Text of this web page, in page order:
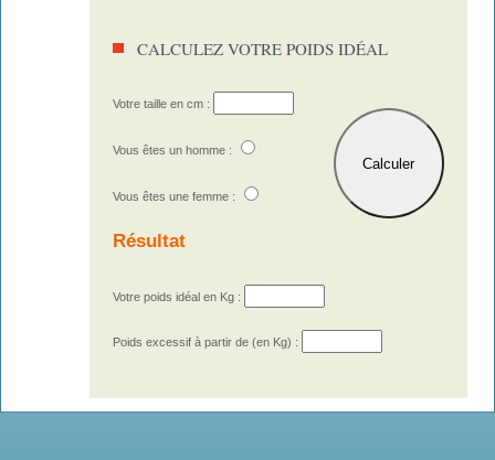
CALCULEZ VOTRE POIDS IDÉAL
Votre taille en cm :
Vous êtes un homme :
Vous êtes une femme :
Résultat
Votre poids idéal en Kg :
Poids excessif à partir de (en Kg) :